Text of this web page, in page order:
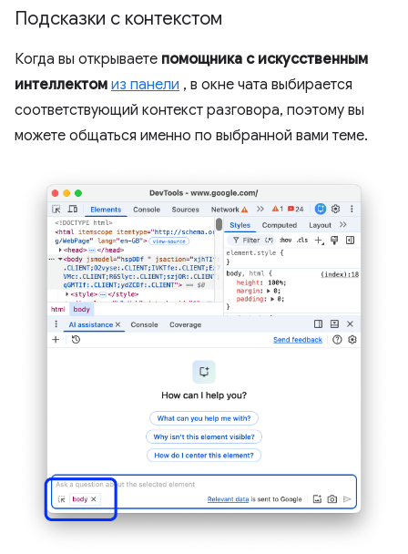
Подсказки с контекстом
Когда вы открываете помощника с искусственным
интеллектом из панели , в окне чата выбирается
соответствующий контекст разговора, поэтому вы
можете общаться именно по выбранной вами теме.